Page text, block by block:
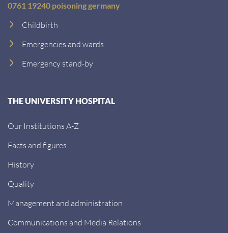
0761 19240 poisoning germany
Childbirth
Emergencies and wards
Emergency stand-by
THE UNIVERSITY HOSPITAL
Our Institutions A-Z
Facts and figures
History
Quality
Management and administration
Communications and Media Relations